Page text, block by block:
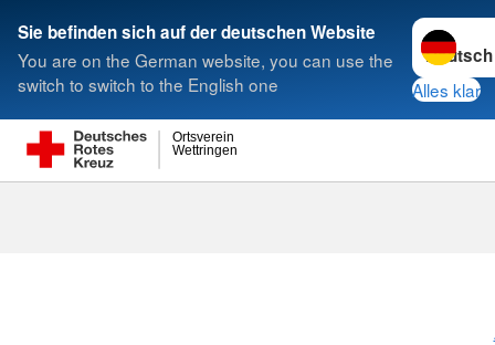
Sie befinden sich auf der deutschen Website
You are on the German website, you can use the
switch to switch to the English one
Sprache
Alles klar
Wettringen
Ortsverein
Suche